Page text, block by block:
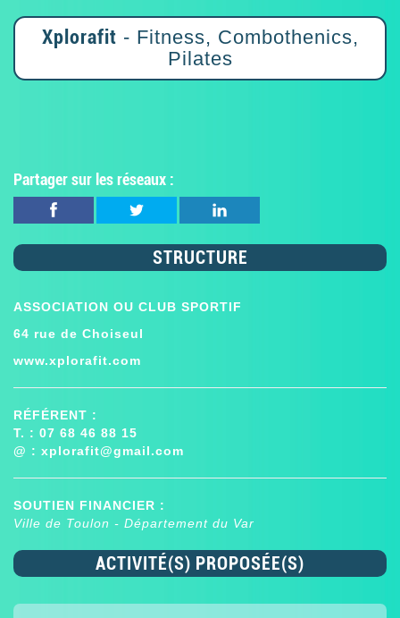
Xplorafit - Fitness, Combothenics,
Pilates
Partager sur les réseaux :
STRUCTURE
ASSOCIATION OU CLUB SPORTIF
64 rue de Choiseul
www.xplorafit.com
RÉFÉRENT :
T. : 07 68 46 88 15
@ : xplorafit@gmail.com
SOUTIEN FINANCIER :
Ville de Toulon - Département du Var
ACTIVITÉ(S) PROPOSÉE(S)